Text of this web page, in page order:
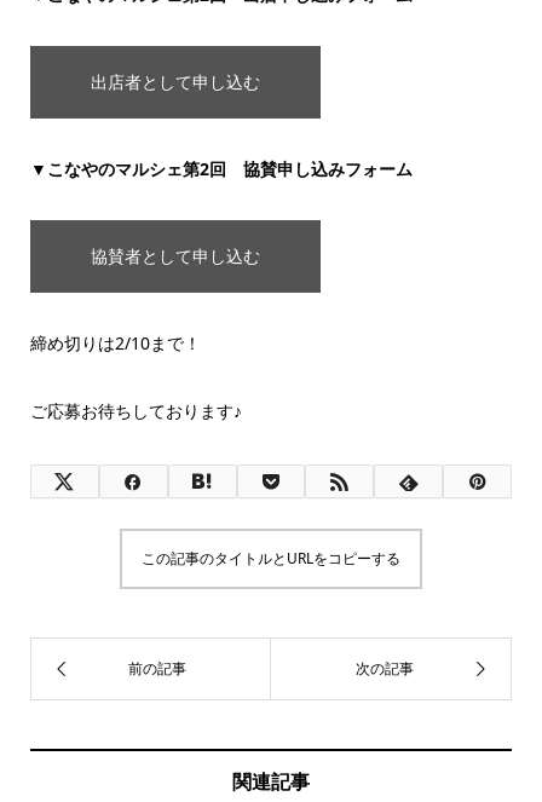
出店者として申し込む
▼こなやのマルシェ第2回 協賛申し込みフォーム
協賛者として申し込む
締め切りは2/10まで！
ご応募お待ちしております♪
この記事のタイトルとURLをコピーする
関連記事